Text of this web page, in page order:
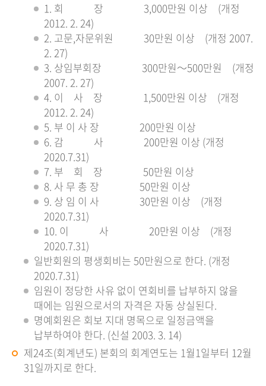
1. 회 장 3,000만원 이상 (개정
2012. 2. 24)
2. 고문,자문위원 30만원 이상 (개정 2007.
2. 27)
3. 상임부회장 300만원～500만원 (개정
2007. 2. 27)
4. 이 사 장 1,500만원 이상 (개정
2012. 2. 24)
5. 부 이 사 장 200만원 이상
6. 감 사 200만원 이상 (개정
2020.7.31)
7. 부 회 장 50만원 이상
8. 사 무 총 장 50만원 이상
9. 상 임 이 사 30만원 이상 (개정
2020.7.31)
10. 이 사 20만원 이상 (개정
2020.7.31)
일반회원의 평생회비는 50만원으로 한다. (개정
2020.7.31)
임원이 정당한 사유 없이 연회비를 납부하지 않을
때에는 임원으로서의 자격은 자동 상실된다.
명예회원은 회보 지대 명목으로 일정금액을
납부하여야 한다. (신설 2003. 3. 14)
제24조(회계년도) 본회의 회계연도는 1월1일부터 12월
31일까지로 한다.